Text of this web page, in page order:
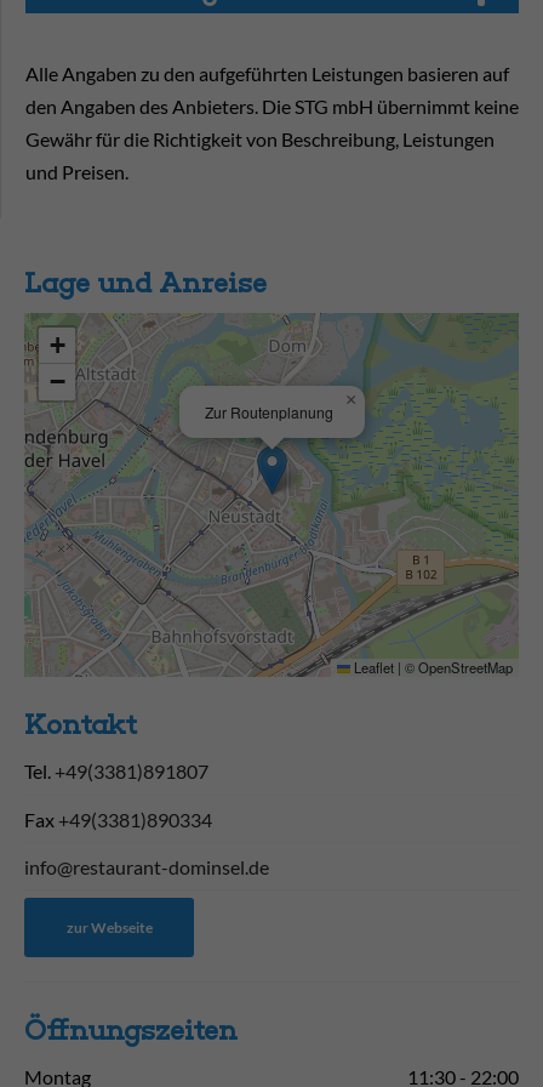
Alle Angaben zu den aufgeführten Leistungen basieren auf
den Angaben des Anbieters. Die STG mbH übernimmt keine
Gewähr für die Richtigkeit von Beschreibung, Leistungen
und Preisen.
Lage und Anreise
Zur Routenplanung
×
+
−
Leaflet | ©OpenStreetMap
Kontakt
Tel. +49(3381)891807
Fax +49(3381)890334
info@restaurant-dominsel.de
zur Webseite
Öffnungs­zeiten
Montag 11:30 - 22:00